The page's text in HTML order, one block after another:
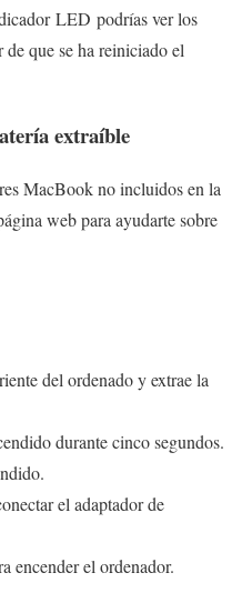
LED podrías ver los
que se ha reiniciado el
extraíble
MacBook no incluidos en la
web para ayudarte sobre
del ordenado y extrae la
durante cinco segundos.
el adaptador de
encender el ordenador.